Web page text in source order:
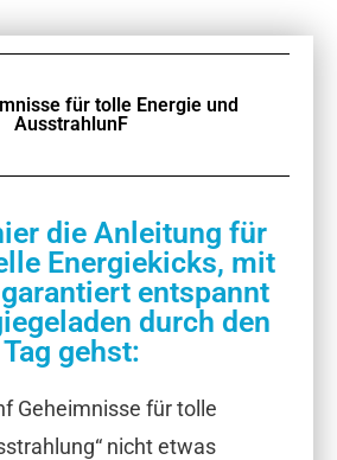
für tolle Energie und
AusstrahlunF
die Anleitung für
Energiekicks, mit
entspannt
durch den
Tag gehst:
Geheimnisse für tolle
nicht etwas